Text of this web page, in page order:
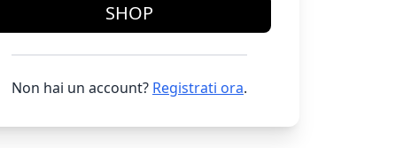
SHOP
Non hai un account? Registrati ora.